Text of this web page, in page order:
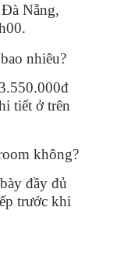
Nẵng,
nhiêu?
tiết ở trên
không?
đầy đủ
trước khi